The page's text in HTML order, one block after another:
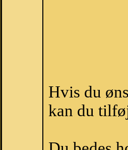
Hvis du
kan du